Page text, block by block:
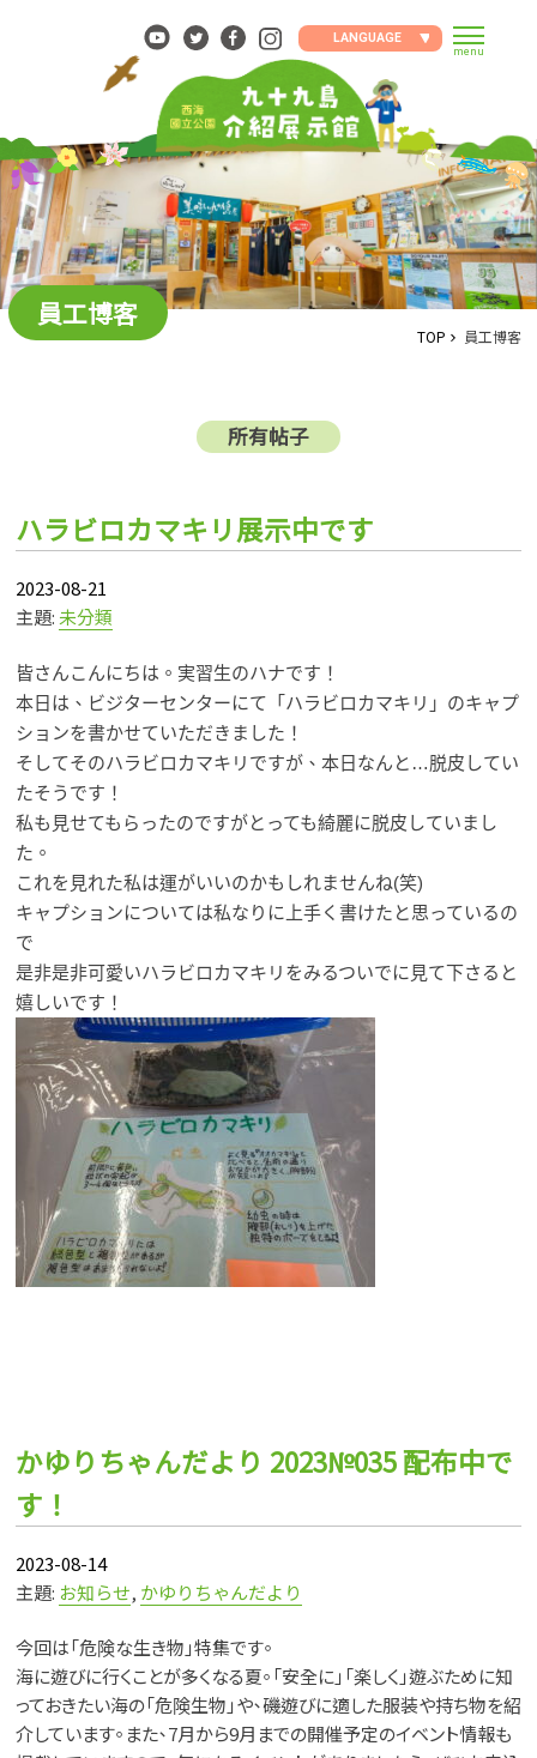
LANGUAGE
menu
TOP 員工博客
員工博客
所有帖子
ハラビロカマキリ展示中です
2023-08-21
主題: 未分類
皆さんこんにちは。実習生のハナです！
本日は、 ビジターセンターにて「ハラビロカマキリ」のキャプ
ションを書かせていただきました！
そしてそのハラビロカマキリですが、本日なんと…脱皮してい
たそうです！
私も見せてもらったのですがとっても綺麗に脱皮していまし
た。
これを見れた私は運がいいのかもしれませんね(笑)
キャプションについては私なりに上手く書けたと思っているの
で
是非是非可愛いハラビロカマキリをみるついでに見て下さると
嬉しいです！
かゆりちゃんだより 2023№035 配布中で
す！
2023-08-14
主題: お知らせ, かゆりちゃんだより
今回は「危険な生き物」特集です。
海に遊びに行くことが多くなる夏。「安全に」「楽しく」遊ぶために知
っておきたい海の「危険生物」や、磯遊びに適した服装や持ち物を紹
介しています。また、7月から9月までの開催予定のイベント情報も